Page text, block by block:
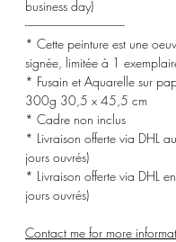
business day)
-------------------------------------
* Cette peinture est une
signée, limitée à 1
* Fusain et Aquarelle sur
300g 30,5 x 45,5 cm
* Cadre non inclus
* Livraison offerte via DHL
jours ouvrés)
* Livraison offerte via DHL
jours ouvrés)
Contact me for more